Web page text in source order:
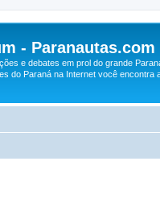
- Paranautas.com
e debates em prol do grande
do Paraná na Internet você encontra